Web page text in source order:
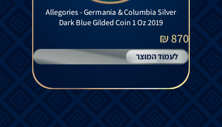
Allegories - Germania & Columbia Silver
Dark Blue Gilded Coin 1 Oz 2019
870 ₪
לעמוד המוצר